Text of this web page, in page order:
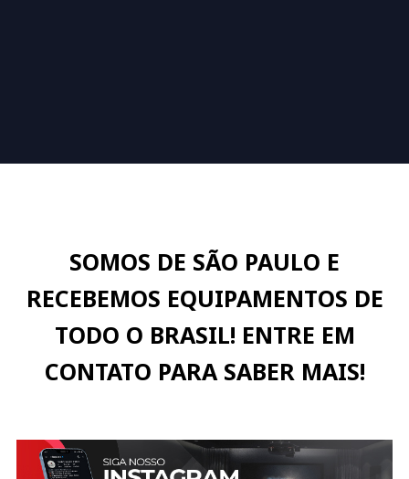
SOMOS DE SÃO PAULO E
RECEBEMOS EQUIPAMENTOS DE
TODO O BRASIL! ENTRE EM
CONTATO PARA SABER MAIS!